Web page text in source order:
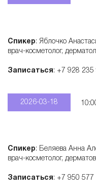
Спикер: Яблочко
врач-косметолог,
Записаться: +7 928 235
2026-03-18
Спикер: Беляева Анна
врач-косметолог,
Записаться: +7 950 577